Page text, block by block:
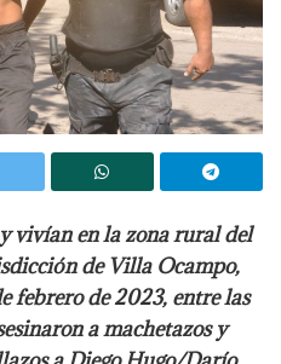
vivían en la zona rural del
de Villa Ocampo,
febrero de 2023, entre las
a machetazos y